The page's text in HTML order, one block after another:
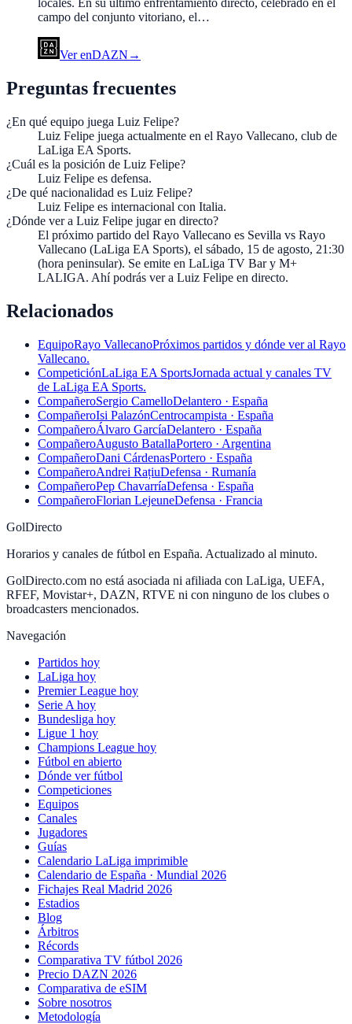
locales. En su último enfrentamiento directo, celebrado en el
campo del conjunto vitoriano, el…
Ver enDAZN →
Preguntas frecuentes
¿En qué equipo juega Luiz Felipe?
Luiz Felipe juega actualmente en el Rayo Vallecano, club de
LaLiga EA Sports.
¿Cuál es la posición de Luiz Felipe?
Luiz Felipe es defensa.
¿De qué nacionalidad es Luiz Felipe?
Luiz Felipe es internacional con Italia.
¿Dónde ver a Luiz Felipe jugar en directo?
El próximo partido del Rayo Vallecano es Sevilla vs Rayo
Vallecano (LaLiga EA Sports), el sábado, 15 de agosto, 21:30
(hora peninsular). Se emite en LaLiga TV Bar y M+
LALIGA. Ahí podrás ver a Luiz Felipe en directo.
Relacionados
EquipoRayo VallecanoPróximos partidos y dónde ver al Rayo
Vallecano.
CompeticiónLaLiga EA SportsJornada actual y canales TV
de LaLiga EA Sports.
CompañeroSergio CamelloDelantero · España
CompañeroIsi PalazónCentrocampista · España
CompañeroÁlvaro GarcíaDelantero · España
CompañeroAugusto BatallaPortero · Argentina
CompañeroDani CárdenasPortero · España
CompañeroAndrei RațiuDefensa · Rumanía
CompañeroPep ChavarríaDefensa · España
CompañeroFlorian LejeuneDefensa · Francia
GolDirecto
Horarios y canales de fútbol en España. Actualizado al minuto.
GolDirecto.com no está asociada ni afiliada con LaLiga, UEFA,
RFEF, Movistar+, DAZN, RTVE ni con ninguno de los clubes o
broadcasters mencionados.
Navegación
Partidos hoy
LaLiga hoy
Premier League hoy
Serie A hoy
Bundesliga hoy
Ligue 1 hoy
Champions League hoy
Fútbol en abierto
Dónde ver fútbol
Competiciones
Equipos
Canales
Jugadores
Guías
Calendario LaLiga imprimible
Calendario de España · Mundial 2026
Fichajes Real Madrid 2026
Estadios
Blog
Árbitros
Récords
Comparativa TV fútbol 2026
Precio DAZN 2026
Comparativa de eSIM
Sobre nosotros
Metodología